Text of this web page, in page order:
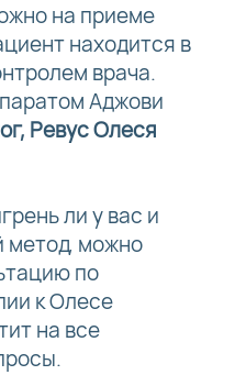
на приеме
находится в
врача.
Аджови
Ревус Олеся
ли у вас и
метод, можно
по
к Олесе
на все